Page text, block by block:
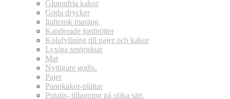
Glutenfria kakor
Goda drycker
Italiensk maräng
Kanderade jordnötter
Kolafyllning till pajer och kakor
Lyxiga smörgåsar
Mat
Nyttigare godis.
Pajer
Pannkakor-plättar
Potatis- tillagning på olika sätt.